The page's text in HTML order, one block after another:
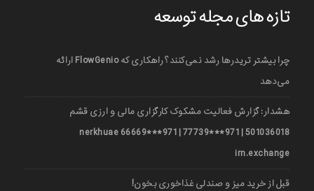
تازه های مجله توسعه
چرا بیشتر تریدرها رشد نمی‌کنند؟ راهکاری که FlowGenio ارائه
می‌دهد
هشدار: گزارش فعالیت مشکوک کارگزاری مالی و ارزی قشم
501036018 | 971***77739 | 971***66669 nerkhuae
irn.exchange
قبل از خرید میز و صندلی غذاخوری بخون!